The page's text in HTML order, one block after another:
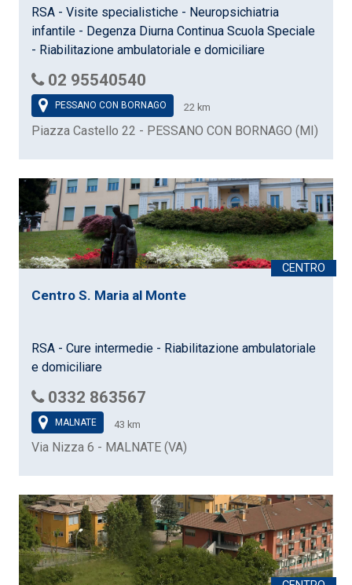
RSA - Visite specialistiche - Neuropsichiatria
infantile - Degenza Diurna Continua Scuola Speciale
- Riabilitazione ambulatoriale e domiciliare
02 95540540
PESSANO CON BORNAGO 22 km
Piazza Castello 22 - PESSANO CON BORNAGO (MI)
Centro S. Maria al Monte
RSA - Cure intermedie - Riabilitazione ambulatoriale
e domiciliare
0332 863567
MALNATE 43 km
Via Nizza 6 - MALNATE (VA)